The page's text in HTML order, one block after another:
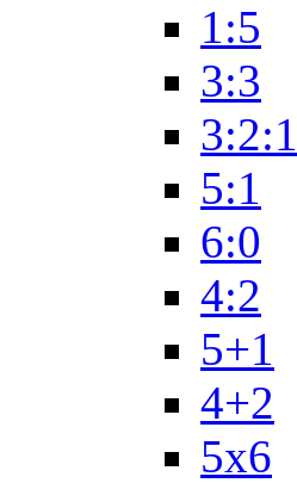
1:5
3:3
3:2:1
5:1
6:0
4:2
5+1
4+2
5x6